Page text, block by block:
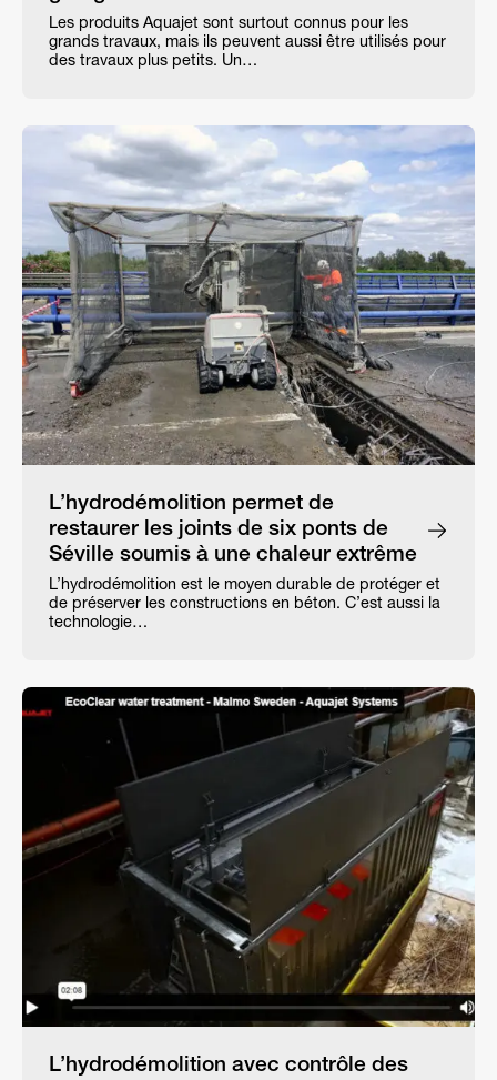
Les produits Aquajet sont surtout connus pour les
grands travaux, mais ils peuvent aussi être utilisés pour
des travaux plus petits. Un…
L’hydrodémolition permet de
restaurer les joints de six ponts de
Séville soumis à une chaleur extrême
L’hydrodémolition est le moyen durable de protéger et
de préserver les constructions en béton. C’est aussi la
technologie…
L’hydrodémolition avec contrôle des